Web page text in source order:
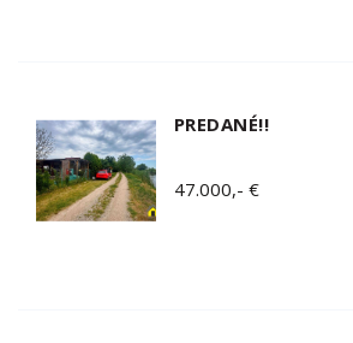
PREDANÉ!!
47.000,- €